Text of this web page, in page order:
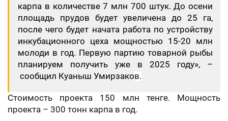
карпа в количестве 7 млн 700 штук. До осени
площадь прудов будет увеличена до 25 га,
после чего будет начата работа по устройству
инкубационного цеха мощностью 15-20 млн
молоди в год. Первую партию товарной рыбы
планируем получить уже в 2025 году», –
сообщил Куаныш Умирзаков.
Стоимость проекта 150 млн тенге. Мощность
проекта – 300 тонн карпа в год.